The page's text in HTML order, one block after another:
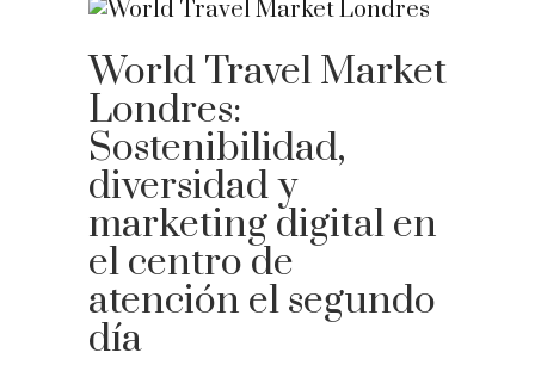
World Travel Market
Londres:
Sostenibilidad,
diversidad y
marketing digital en
el centro de
atención el segundo
día